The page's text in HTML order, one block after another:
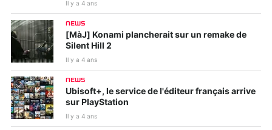
Il y a 4 ans
NEWS
[MàJ] Konami plancherait sur un remake de
Silent Hill 2
Il y a 4 ans
NEWS
Ubisoft+, le service de l'éditeur français arrive
sur PlayStation
Il y a 4 ans